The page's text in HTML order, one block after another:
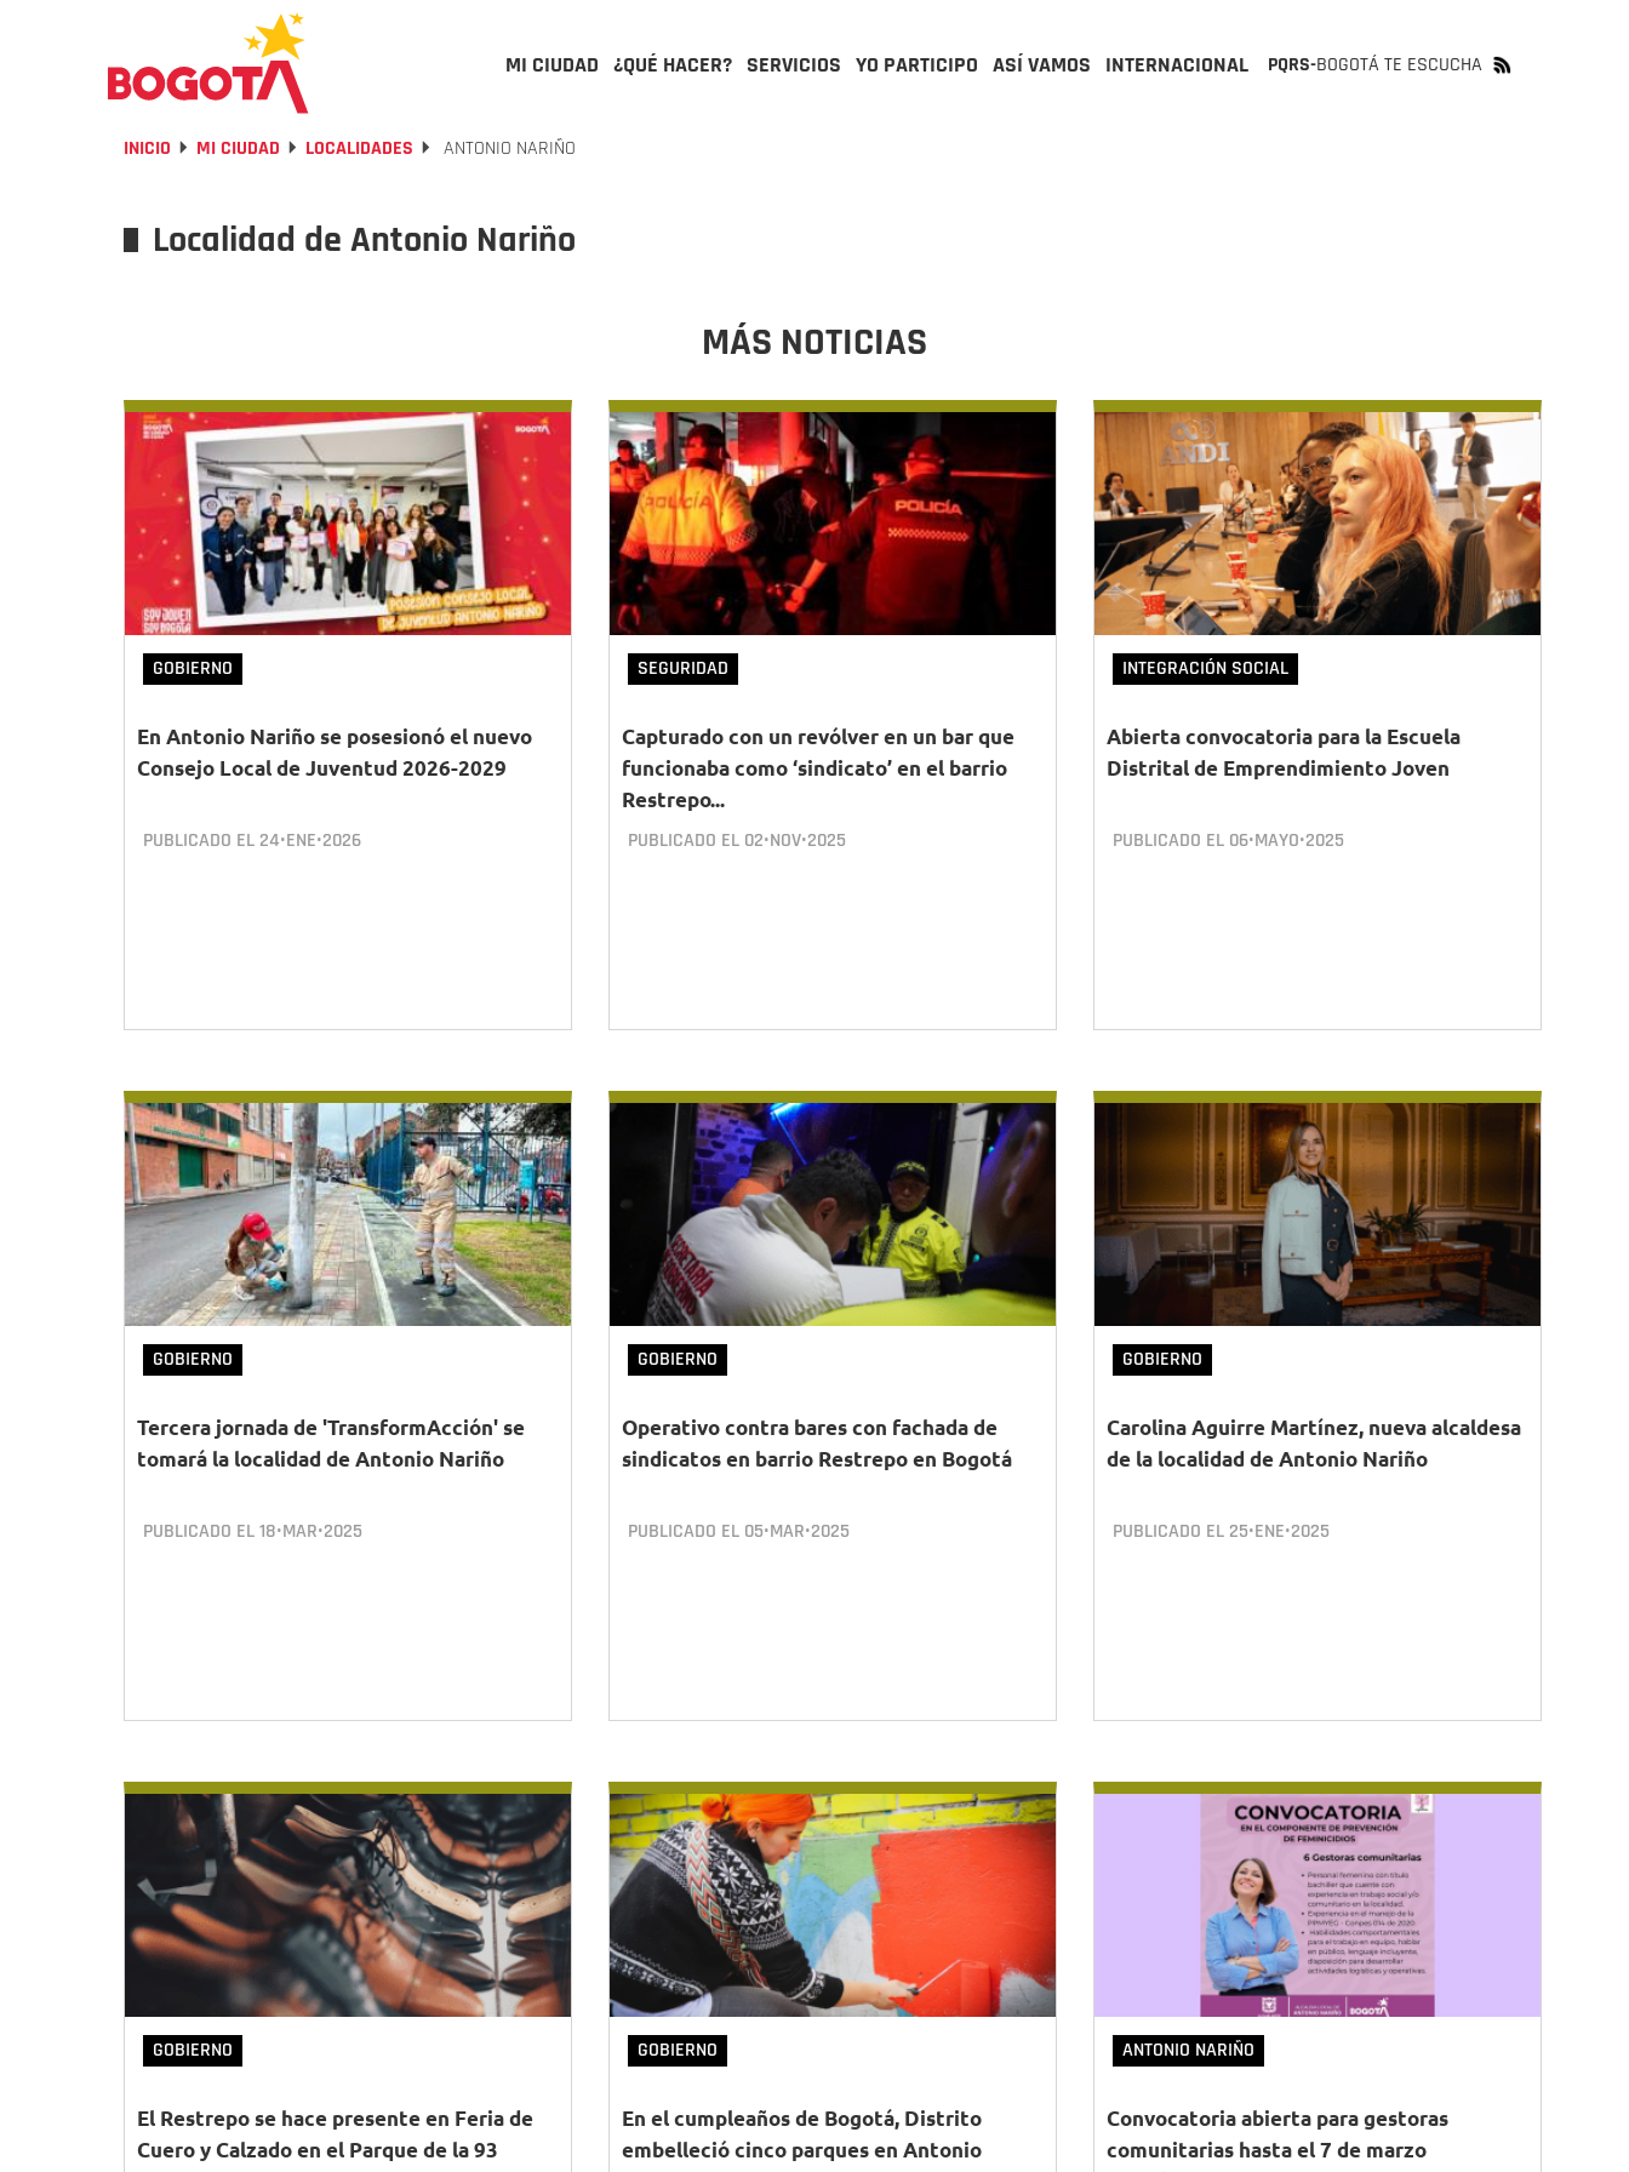
MI CIUDAD ¿QUÉ HACER? SERVICIOS YO PARTICIPO ASÍ VAMOS INTERNACIONAL PQRS-BOGOTÁ TE ESCUCHA
INICIO MI CIUDAD LOCALIDADES ANTONIO NARIÑO
Localidad de Antonio Nariño
MÁS NOTICIAS
GOBIERNO
En Antonio Nariño se posesionó el nuevo
Consejo Local de Juventud 2026-2029
PUBLICADO EL 24•ENE•2026
SEGURIDAD
Capturado con un revólver en un bar que
funcionaba como ‘sindicato’ en el barrio
Restrepo...
PUBLICADO EL 02•NOV•2025
INTEGRACIÓN SOCIAL
Abierta convocatoria para la Escuela
Distrital de Emprendimiento Joven
PUBLICADO EL 06•MAYO•2025
GOBIERNO
Tercera jornada de 'TransformAcción' se
tomará la localidad de Antonio Nariño
PUBLICADO EL18•MAR•2025
GOBIERNO
Operativo contra bares con fachada de
sindicatos en barrio Restrepo en Bogotá
PUBLICADO EL 05•MAR•2025
GOBIERNO
Carolina Aguirre Martínez, nueva alcaldesa
de la localidad de Antonio Nariño
PUBLICADO EL 25•ENE•2025
GOBIERNO
El Restrepo se hace presente en Feria de
Cuero y Calzado en el Parque de la 93
GOBIERNO
En el cumpleaños de Bogotá, Distrito
embelleció cinco parques en Antonio
ANTONIO NARIÑO
Convocatoria abierta para gestoras
comunitarias hasta el 7 de marzo